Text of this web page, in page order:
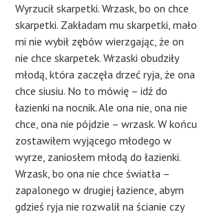
Wyrzucił skarpetki. Wrzask, bo on chce
skarpetki. Zakładam mu skarpetki, mało
mi nie wybił zębów wierzgając, że on
nie chce skarpetek. Wrzaski obudziły
młodą, która zaczęła drzeć ryja, że ona
chce siusiu. No to mówię – idź do
łazienki na nocnik. Ale ona nie, ona nie
chce, ona nie pójdzie – wrzask. W końcu
zostawiłem wyjącego młodego w
wyrze, zaniosłem młodą do łazienki.
Wrzask, bo ona nie chce światła –
zapalonego w drugiej łazience, abym
gdzieś ryja nie rozwalił na ścianie czy